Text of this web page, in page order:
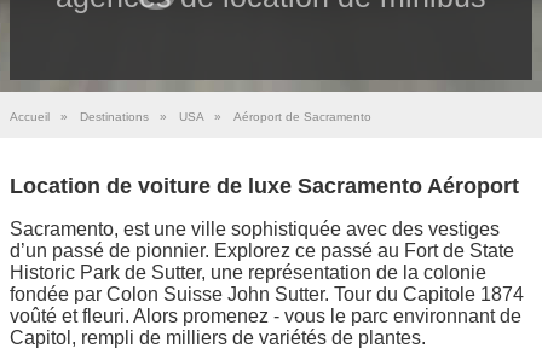
Accueil » Destinations » USA » Aéroport de Sacramento
Location de voiture de luxe Sacramento Aéroport
Sacramento, est une ville sophistiquée avec des vestiges
d’un passé de pionnier. Explorez ce passé au Fort de State
Historic Park de Sutter, une représentation de la colonie
fondée par Colon Suisse John Sutter. Tour du Capitole 1874
voûté et fleuri. Alors promenez - vous le parc environnant de
Capitol, rempli de milliers de variétés de plantes.